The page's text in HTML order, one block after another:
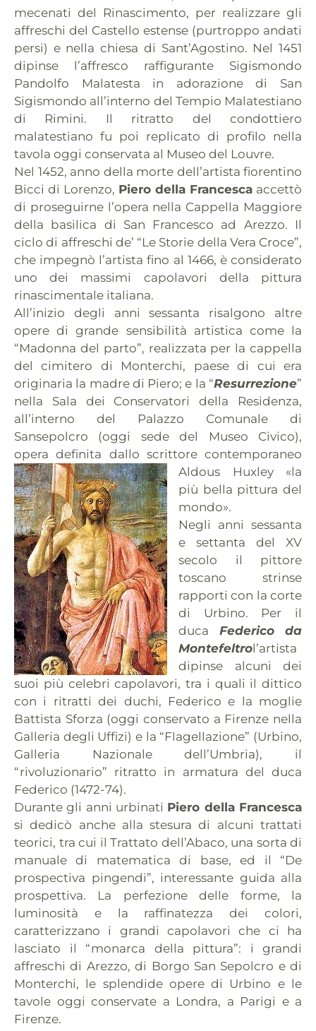
mecenati del Rinascimento, per realizzare gli
affreschi del Castello estense (purtroppo andati
persi) e nella chiesa di Sant’Agostino. Nel 1451
dipinse l’affresco raffigurante Sigismondo
Pandolfo Malatesta in adorazione di San
Sigismondo all’interno del Tempio Malatestiano
di Rimini. Il ritratto del condottiero
malatestiano fu poi replicato di profilo nella
tavola oggi conservata al Museo del Louvre.
Nel 1452, anno della morte dell’artista fiorentino
Bicci di Lorenzo, Piero della Francesca accettò
di proseguirne l’opera nella Cappella Maggiore
della basilica di San Francesco ad Arezzo. Il
ciclo di affreschi de’ “Le Storie della Vera Croce”,
che impegnò l’artista fino al 1466, è considerato
uno dei massimi capolavori della pittura
rinascimentale italiana.
All’inizio degli anni sessanta risalgono altre
opere di grande sensibilità artistica come la
“Madonna del parto”, realizzata per la cappella
del cimitero di Monterchi, paese di cui era
originaria la madre di Piero; e la “Resurrezione”
nella Sala dei Conservatori della Residenza,
all’interno del Palazzo Comunale di
Sansepolcro (oggi sede del Museo Civico),
opera definita dallo scrittore contemporaneo
Aldous Huxley «la
più bella pittura del
mondo».
Negli anni sessanta
e settanta del XV
secolo il pittore
toscano strinse
rapporti con la corte
di Urbino. Per il
duca Federico da
Montefeltrol’artista
dipinse alcuni dei
suoi più celebri capolavori, tra i quali il dittico
con i ritratti dei duchi, Federico e la moglie
Battista Sforza (oggi conservato a Firenze nella
Galleria degli Uffizi) e la “Flagellazione” (Urbino,
Galleria Nazionale dell’Umbria), il
“rivoluzionario” ritratto in armatura del duca
Federico (1472-74).
Durante gli anni urbinati Piero della Francesca
si dedicò anche alla stesura di alcuni trattati
teorici, tra cui il Trattato dell’Abaco, una sorta di
manuale di matematica di base, ed il “De
prospectiva pingendi”, interessante guida alla
prospettiva. La perfezione delle forme, la
luminosità e la raffinatezza dei colori,
caratterizzano i grandi capolavori che ci ha
lasciato il “monarca della pittura”: i grandi
affreschi di Arezzo, di Borgo San Sepolcro e di
Monterchi, le splendide opere di Urbino e le
tavole oggi conservate a Londra, a Parigi e a
Firenze.